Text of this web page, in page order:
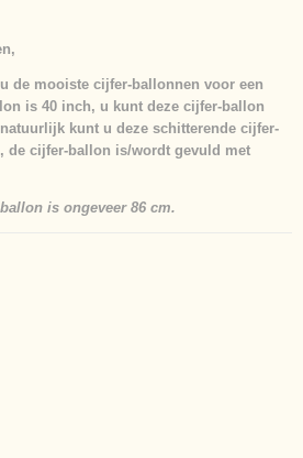
de mooiste cijfer-ballonnen voor een
is 40 inch, u kunt deze cijfer-ballon
kunt u deze schitterende cijfer-
de cijfer-ballon is/wordt gevuld met
is ongeveer 86 cm.